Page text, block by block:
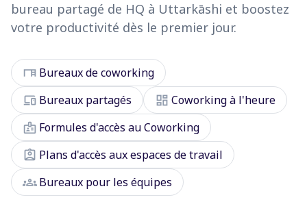
bureau partagé de HQ à Uttarkāshi et boostez
votre productivité dès le premier jour.
desk Bureaux de coworking
devices Bureaux partagés dashboard Coworking à l'heure
badge Formules d'accès au Coworking
assignment_ind Plans d'accès aux espaces de travail
groupsBureaux pour les équipes